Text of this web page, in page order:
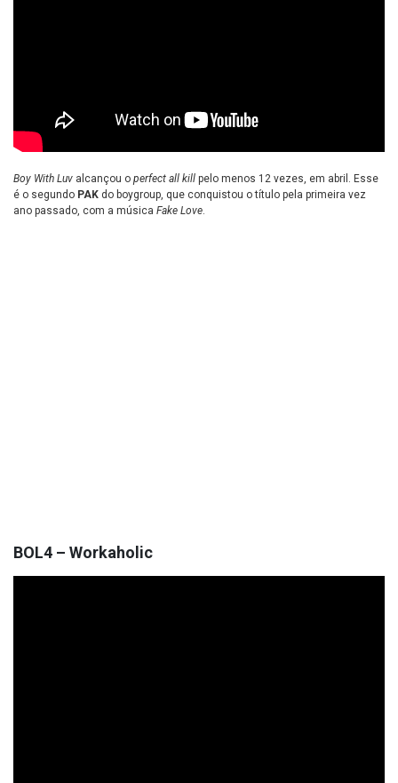
Boy With Luv alcançou o perfect all kill pelo menos 12 vezes, em abril. Esse
é o segundo PAK do boygroup, que conquistou o título pela primeira vez
ano passado, com a música Fake Love
BOL4 – Workaholic